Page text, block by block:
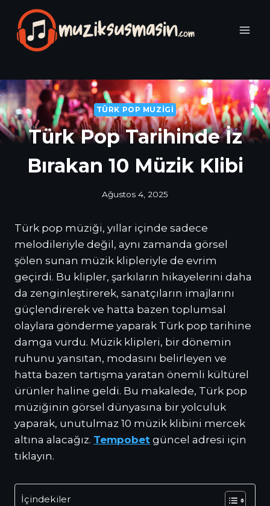
content
TÜRK POP MUZIGI
Türk Pop Tarihinde İz
Bırakan 10 Müzik Klibi
Ağustos 4, 2025
Türk pop müziği, yıllar içinde sadece
melodileriyle değil, aynı zamanda görsel
şölen sunan müzik klipleriyle de evrim
geçirdi. Bu klipler, şarkıların hikayelerini daha
da zenginleştirerek, sanatçıların imajlarını
güçlendirerek ve hatta bazen toplumsal
olaylara gönderme yaparak Türk pop tarihine
damga vurdu. Müzik klipleri, bir dönemin
ruhunu yansıtan, modasını belirleyen ve
hatta bazen tartışma yaratan önemli kültürel
ürünler haline geldi. Bu makalede, Türk pop
müziğinin görsel dünyasına bir yolculuk
yaparak, unutulmaz 10 müzik klibini mercek
altına alacağız. Tempobet güncel adresi için
tıklayın.
İçindekiler